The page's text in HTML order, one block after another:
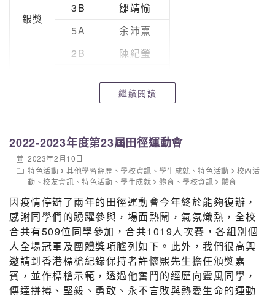
銀獎
3B
鄒靖愉
5A
余沛熹
2B
陳紀瑩
張柏恒
5A
陳寶兒
5A
葉智然
5B
楊梓鋒
5C
李俊鵬
5D
張嘉桉
繼續閱讀
2022-2023年度第23屆田徑運動會
2023年2月10日
特色活動
其他學習經歷 、學校資訊 、學生成就 、特色活動
校內活
動 、校友資訊 、特色活動 、學生成就 體育 、學校資訊 體育
因疫情停辧了兩年的田徑運動會今年終於能夠復辦，
感謝同學們的踴躍參與，場面熱鬧，氣氛熾熱，全校
合共有509位同學參加，合共1019人次賽，各組別個
人全場冠軍及團體獎項臚列如下。此外，我們很高興
邀請到香港標槍紀錄保持者許懷熙先生擔任頒獎嘉
賓，並作標槍示範，透過他奮鬥的經歷向靈風同學，
傳達拼搏、堅毅、勇敢、永不言敗與熱愛生命的運動